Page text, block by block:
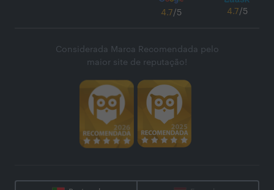
4.7/5 4.7/5
Considerada Marca Recomendada pelo
maior site de reputação!